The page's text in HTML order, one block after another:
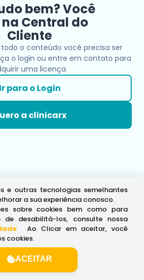
bem? Você
Central do
Cliente
o conteúdo você precisa ser
o login ou entre em contato para
uma licença.
Ir para o Login
a clinicarx
e outras tecnologias semelhantes
a sua experiência conosco.
sobre cookies bem como para
de desabilitá-los, consulte nossa
.
Ao Clicar em aceitar, você
cookies.
ACEITAR